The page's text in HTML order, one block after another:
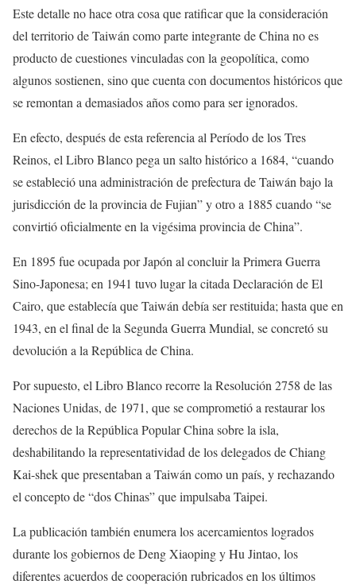
Este detalle no hace otra cosa que ratificar que la consideración
del territorio de Taiwán como parte integrante de China no es
producto de cuestiones vinculadas con la geopolítica, como
algunos sostienen, sino que cuenta con documentos históricos que
se remontan a demasiados años como para ser ignorados.
En efecto, después de esta referencia al Período de los Tres
Reinos, el Libro Blanco pega un salto histórico a 1684, “cuando
se estableció una administración de prefectura de Taiwán bajo la
jurisdicción de la provincia de Fujian” y otro a 1885 cuando “se
convirtió oficialmente en la vigésima provincia de China”.
En 1895 fue ocupada por Japón al concluir la Primera Guerra
Sino-Japonesa; en 1941 tuvo lugar la citada Declaración de El
Cairo, que establecía que Taiwán debía ser restituida; hasta que en
1943, en el final de la Segunda Guerra Mundial, se concretó su
devolución a la República de China.
Por supuesto, el Libro Blanco recorre la Resolución 2758 de las
Naciones Unidas, de 1971, que se comprometió a restaurar los
derechos de la República Popular China sobre la isla,
deshabilitando la representatividad de los delegados de Chiang
Kai-shek que presentaban a Taiwán como un país, y rechazando
el concepto de “dos Chinas” que impulsaba Taipei.
La publicación también enumera los acercamientos logrados
durante los gobiernos de Deng Xiaoping y Hu Jintao, los
diferentes acuerdos de cooperación rubricados en los últimos